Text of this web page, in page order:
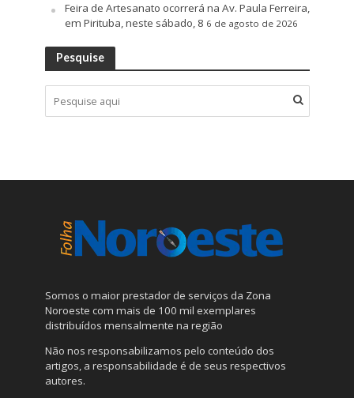
Feira de Artesanato ocorrerá na Av. Paula Ferreira,
em Pirituba, neste sábado, 8 6 de agosto de 2026
Pesquise
Somos o maior prestador de serviços da Zona
Noroeste com mais de 100 mil exemplares
distribuídos mensalmente na região
Não nos responsabilizamos pelo conteúdo dos
artigos, a responsabilidade é de seus respectivos
autores.